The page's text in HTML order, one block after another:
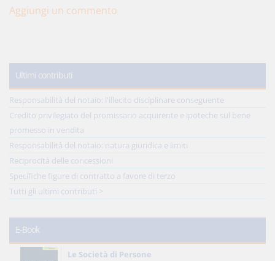
Aggiungi un commento
Ultimi contributi
Responsabilità del notaio: l'illecito disciplinare conseguente
Credito privilegiato del promissario acquirente e ipoteche sul bene
promesso in vendita
Responsabilità del notaio: natura giuridica e limiti
Reciprocità delle concessioni
Specifiche figure di contratto a favore di terzo
Tutti gli ultimi contributi >
E-Book
Le Società di Persone